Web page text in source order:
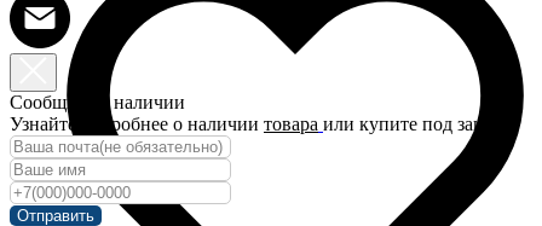
Сообщить о наличии
Узнайте подробнее о наличии товара или купите под заказ!
Отправить